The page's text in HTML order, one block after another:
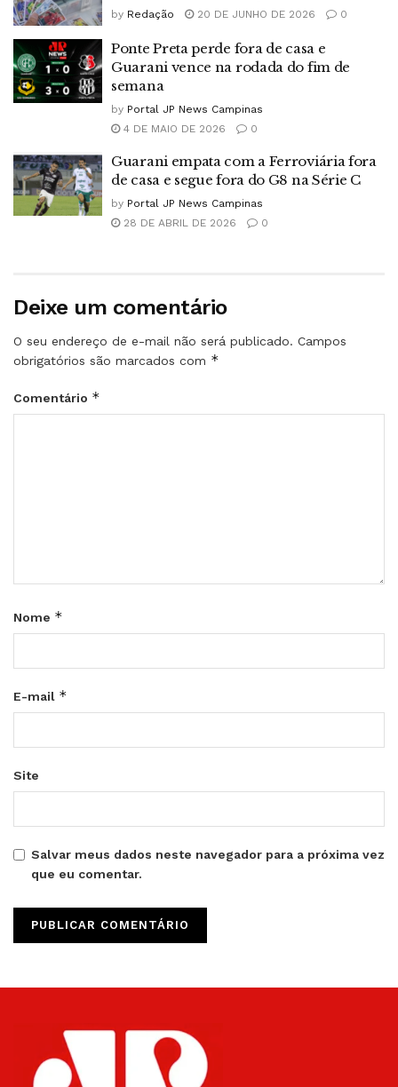
by Redação 20 DE JUNHO DE 2026 0
Ponte Preta perde fora de casa e
Guarani vence na rodada do fim de
semana
by Portal JP News Campinas
4 DE MAIO DE 2026
0
Guarani empata com a Ferroviária fora
de casa e segue fora do G8 na Série C
by Portal JP News Campinas
28 DE ABRIL DE 2026
0
Deixe um comentário
O seu endereço de e-mail não será publicado. Campos
obrigatórios são marcados com *
Comentário *
Nome *
E-mail *
Site
Salvar meus dados neste navegador para a próxima vez
que eu comentar.